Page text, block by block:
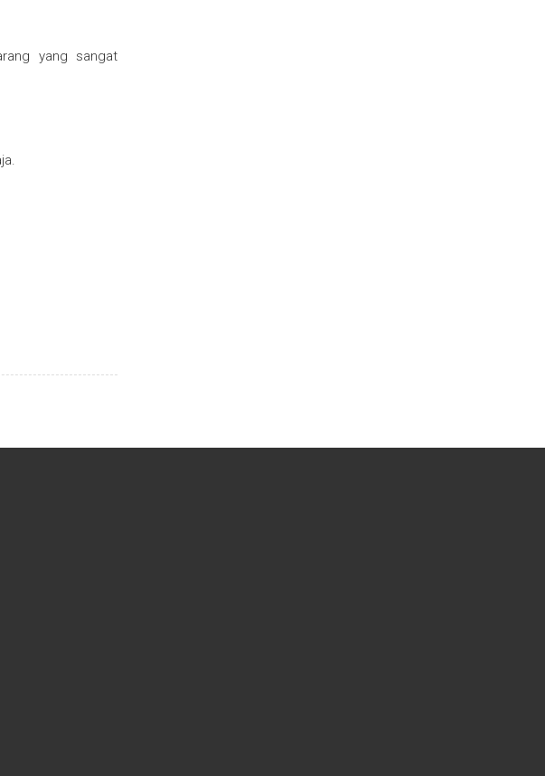
yang sangat